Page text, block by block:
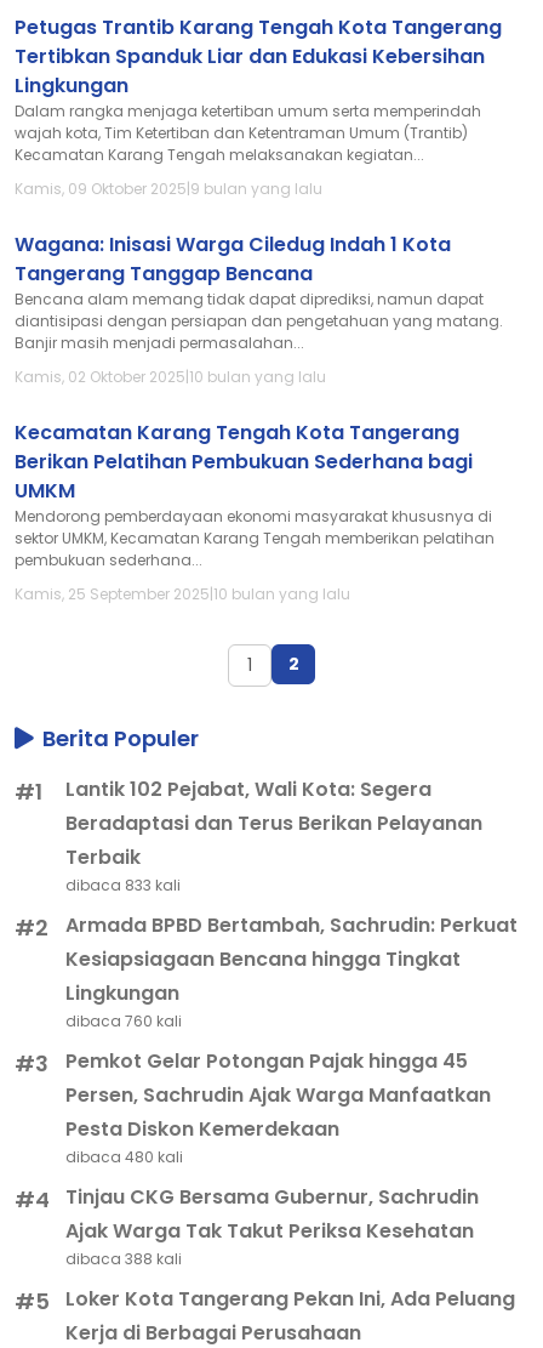
Petugas Trantib Karang Tengah Kota Tangerang
Tertibkan Spanduk Liar dan Edukasi Kebersihan
Lingkungan
Dalam rangka menjaga ketertiban umum serta memperindah
wajah kota, Tim Ketertiban dan Ketentraman Umum (Trantib)
Kecamatan Karang Tengah melaksanakan kegiatan...
Kamis, 09 Oktober 2025|9 bulan yang lalu
Wagana: Inisasi Warga Ciledug Indah 1 Kota
Tangerang Tanggap Bencana
Bencana alam memang tidak dapat diprediksi, namun dapat
diantisipasi dengan persiapan dan pengetahuan yang matang.
Banjir masih menjadi permasalahan...
Kamis, 02 Oktober 2025|10 bulan yang lalu
Kecamatan Karang Tengah Kota Tangerang
Berikan Pelatihan Pembukuan Sederhana bagi
UMKM
Mendorong pemberdayaan ekonomi masyarakat khususnya di
sektor UMKM, Kecamatan Karang Tengah memberikan pelatihan
pembukuan sederhana...
Kamis, 25 September 2025|10 bulan yang lalu
1 2
Berita Populer
#1
Lantik 102 Pejabat, Wali Kota: Segera
Beradaptasi dan Terus Berikan Pelayanan
Terbaik
dibaca 833 kali
#2
Armada BPBD Bertambah, Sachrudin: Perkuat
Kesiapsiagaan Bencana hingga Tingkat
Lingkungan
dibaca 760 kali
#3
Pemkot Gelar Potongan Pajak hingga 45
Persen, Sachrudin Ajak Warga Manfaatkan
Pesta Diskon Kemerdekaan
dibaca 480 kali
#4
Tinjau CKG Bersama Gubernur, Sachrudin
Ajak Warga Tak Takut Periksa Kesehatan
dibaca 388 kali
#5
Loker Kota Tangerang Pekan Ini, Ada Peluang
Kerja di Berbagai Perusahaan